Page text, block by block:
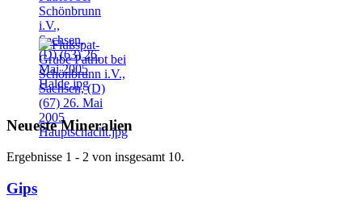
Neueste Mineralien
Ergebnisse 1 - 2 von insgesamt 10.
Gips